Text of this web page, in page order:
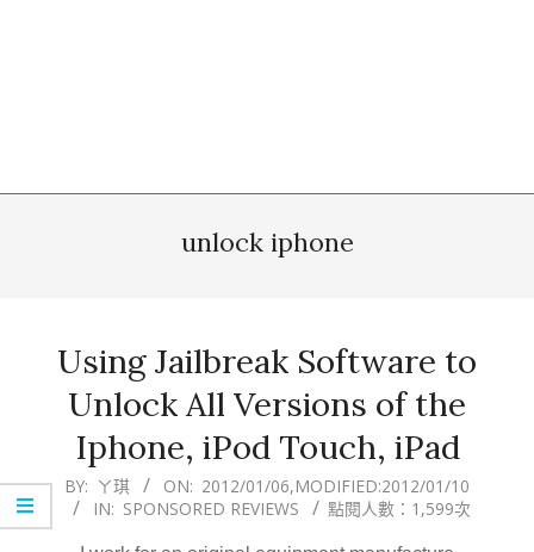
unlock iphone
Using Jailbreak Software to
Unlock All Versions of the
Iphone, iPod Touch, iPad
2012-
01-
BY: ㄚ琪 ON: 2012/01/06,MODIFIED:2012/01/10
IN: SPONSORED REVIEWS 點閱人數：1,599次